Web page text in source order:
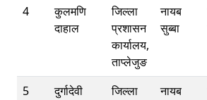
4
कुलमणि
दाहाल
जिल्ला
प्रशासन
कार्यालय,
ताप्लेजुङ
नायब
सुब्बा
5
दुर्गादेवी
जिल्ला
नायब